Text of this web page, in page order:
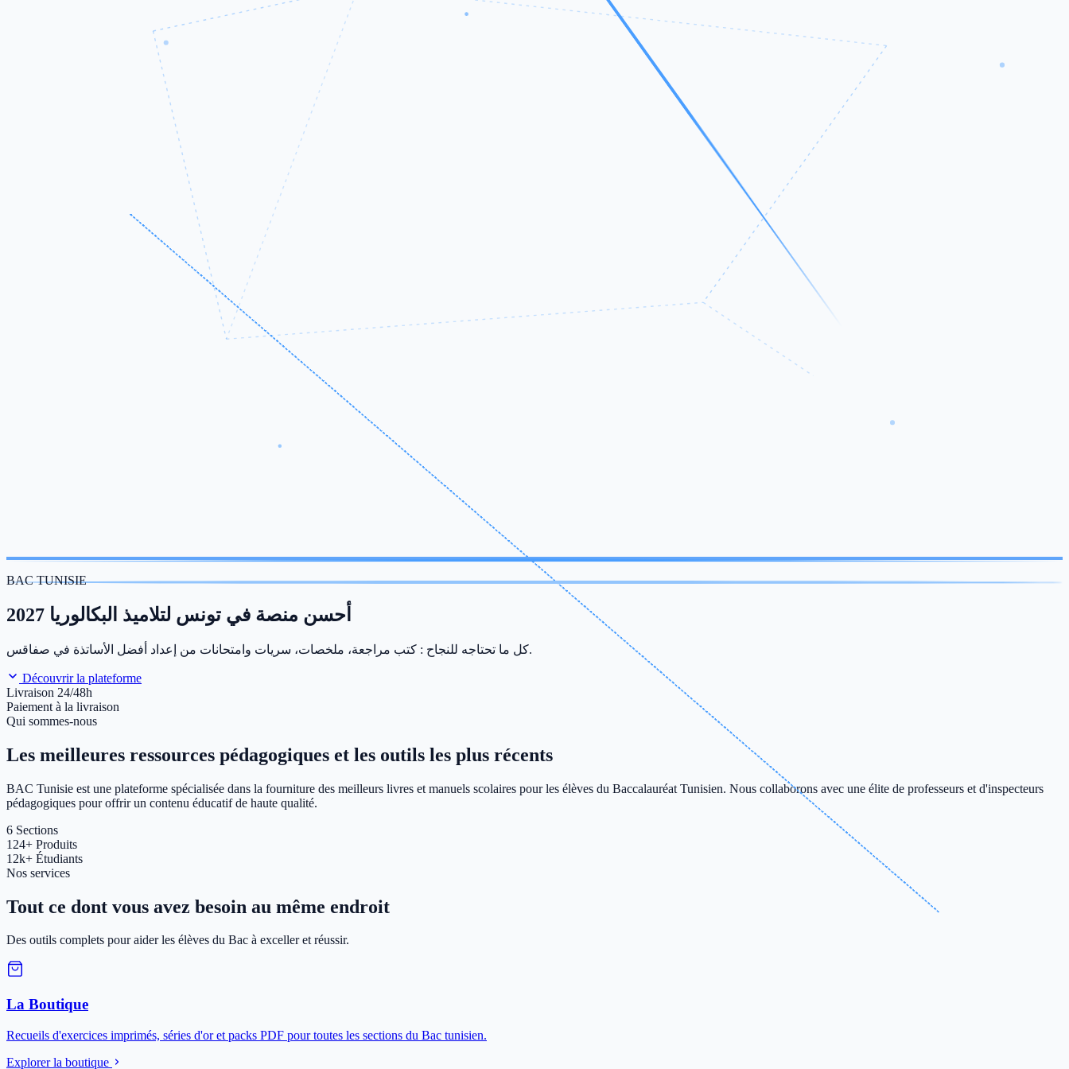
BAC TUNISIE
أحسن منصة في تونس لتلاميذ البكالوريا 2027
كل ما تحتاجه للنجاح : كتب مراجعة، ملخصات، سريات وامتحانات من إعداد أفضل الأساتذة في صفاقس.
Découvrir la plateforme
Livraison 24/48h
Paiement à la livraison
Qui sommes-nous
Les meilleures ressources pédagogiques et les outils les plus récents
BAC Tunisie est une plateforme spécialisée dans la fourniture des meilleurs livres et manuels scolaires pour les élèves du Baccalauréat Tunisien. Nous collaborons avec une élite de professeurs et d'inspecteurs
pédagogiques pour offrir un contenu éducatif de haute qualité.
6 Sections
124+ Produits
12k+ Étudiants
Nos services
Tout ce dont vous avez besoin au même endroit
Des outils complets pour aider les élèves du Bac à exceller et réussir.
La Boutique
Recueils d'exercices imprimés, séries d'or et packs PDF pour toutes les sections du Bac tunisien.
Explorer la boutique